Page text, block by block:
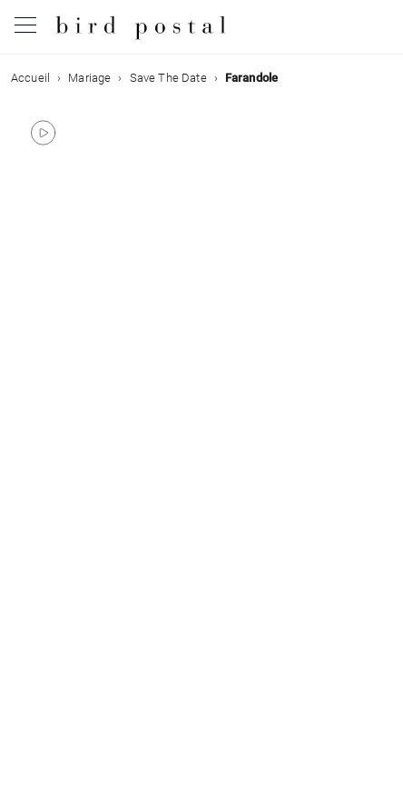
Mariage
Naissance
Accueil Mariage Save The Date Farandole